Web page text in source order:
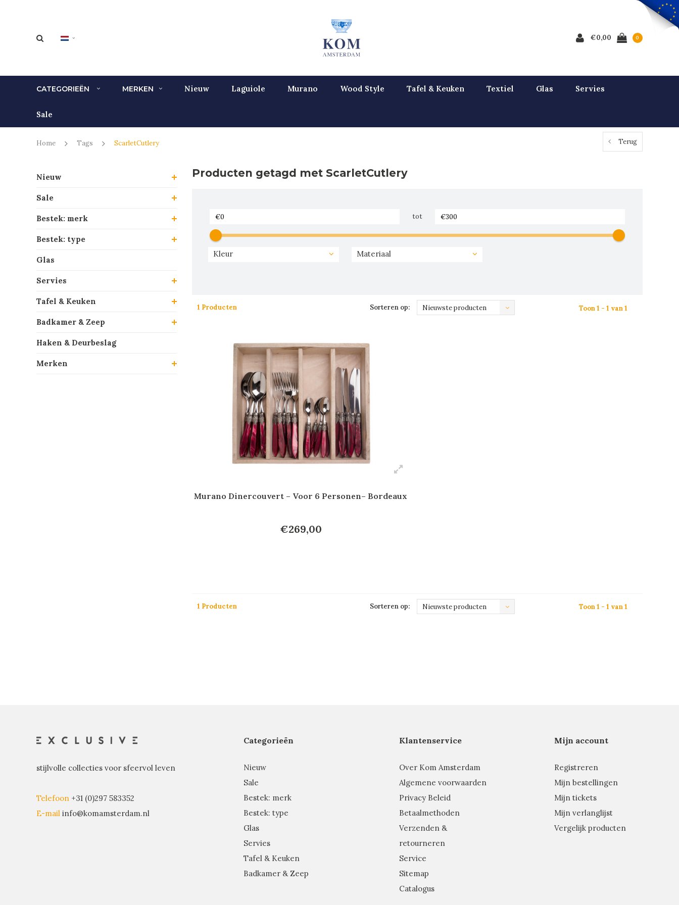
€0,00 0
CATEGORIEËN MERKEN Nieuw Laguiole Murano Wood Style Tafel & Keuken Textiel Glas Servies
Sale
Home Tags ScarletCutlery Terug
Nieuw
Sale
Bestek: merk
Bestek: type
Glas
Servies
Tafel & Keuken
Badkamer & Zeep
Haken & Deurbeslag
Merken
Producten getagd met ScarletCutlery
tot
Kleur Materiaal
1 Producten Sorteren op: Nieuwste producten Toon 1 - 1 van 1
Murano Dinercouvert – Voor 6 Personen– Bordeaux
€269,00
1 Producten Sorteren op: Nieuwste producten Toon 1 - 1 van 1
stijlvolle collecties voor sfeervol leven
Telefoon +31 (0)297 583352
E-mail info@komamsterdam.nl
Categorieën
Nieuw
Sale
Bestek: merk
Bestek: type
Glas
Servies
Tafel & Keuken
Badkamer & Zeep
Klantenservice
Over Kom Amsterdam
Algemene voorwaarden
Privacy Beleid
Betaalmethoden
Verzenden &
retourneren
Service
Sitemap
Catalogus
Mijn account
Registreren
Mijn bestellingen
Mijn tickets
Mijn verlanglijst
Vergelijk producten